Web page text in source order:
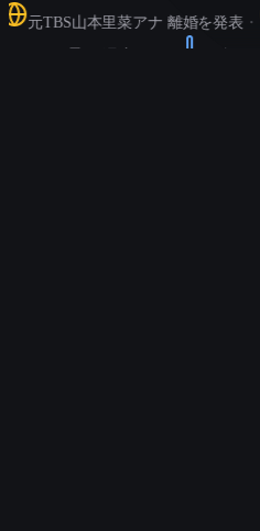
元TBS山本里菜アナ 離婚を発表・